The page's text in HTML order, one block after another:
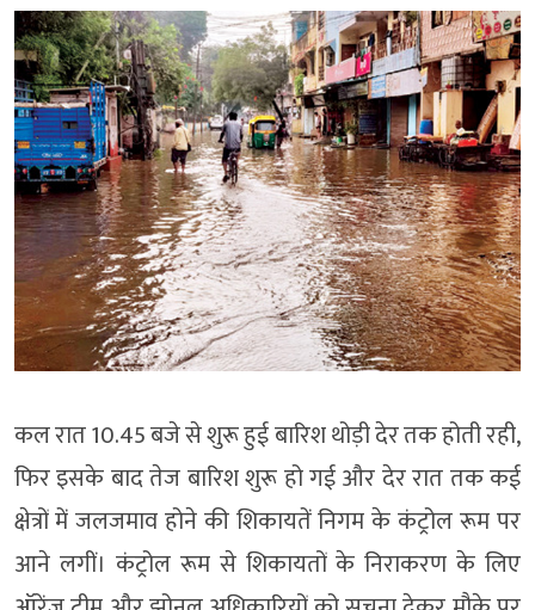
कल रात 10.45 बजे से शुरू हुई बारिश थोड़ी देर तक होती रही,
फिर इसके बाद तेज बारिश शुरू हो गई और देर रात तक कई
क्षेत्रों में जलजमाव होने की शिकायतें निगम के कंट्रोल रूम पर
आने लगीं। कंट्रोल रूम से शिकायतों के निराकरण के लिए